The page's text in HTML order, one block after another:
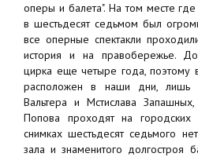
оперы и балета". На том месте
в шестьдесят седьмом был
все оперные спектакли
история и на правобережье. До
цирка еще четыре года, поэтому
расположен в наши дни, лишь
Вальтера и Мстислава
Попова проходят на
снимках шестьдесят седьмого
зала и знаменитого